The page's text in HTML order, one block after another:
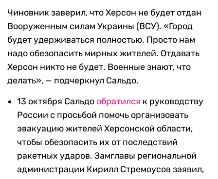
Чиновник заверил, что Херсон не будет отдан
Вооруженным силам Украины (ВСУ). «Город
будет удерживаться полностью. Просто нам
надо обезопасить мирных жителей. Отдавать
Херсон никто не будет. Военные знают, что
делать», — подчеркнул Сальдо.
13 октября Сальдо обратился к руководству
России с просьбой помочь организовать
эвакуацию жителей Херсонской области,
чтобы обезопасить их от последствий
ракетных ударов. Замглавы региональной
администрации Кирилл Стремоусов заявил,